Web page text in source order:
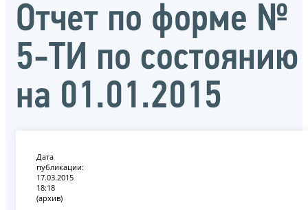
Отчет по форме №
5-ТИ по состоянию
на 01.01.2015
Дата
публикации:
17.03.2015
18:18
(архив)